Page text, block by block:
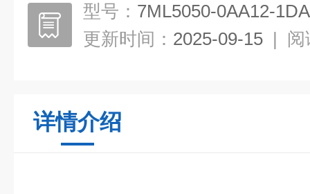
型号： 7ML5050-0AA12-
更新时间： 2025-09-15 | 阅
详情介绍